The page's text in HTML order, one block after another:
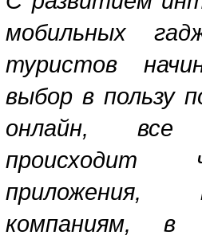
мобильных
туристов
выбор в пользу
онлайн, все
происходит
приложения,
компаниям,